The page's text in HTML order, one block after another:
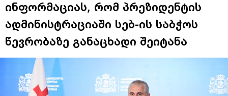
ინფორმაციას, რომ პრეზიდენტის
ადმინისტრაციაში სებ-ის საბჭოს
წევრობაზე განაცხადი შეიტანა